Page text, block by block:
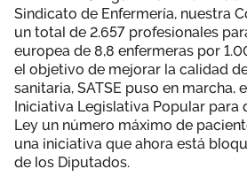
Sindicato de Enfermería, nuestra
un total de 2.657 profesionales
europea de 8,8 enfermeras por
el objetivo de mejorar la calidad
sanitaria, SATSE puso en marcha,
Iniciativa Legislativa Popular para
Ley un número máximo de
una iniciativa que ahora está
de los Diputados.